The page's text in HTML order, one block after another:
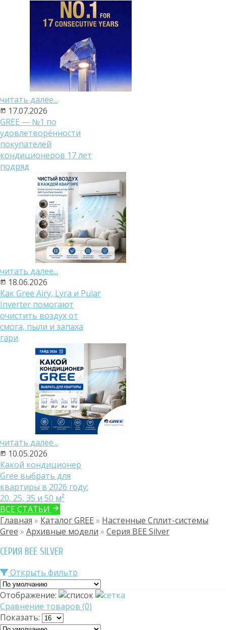
читать далее...
17.07.2026
GREE — №1 по
удовлетворённости
покупателей
кондиционеров 17 лет
подряд
читать далее...
18.06.2026
Как Gree Airy, Lyra и Pular
Inverter помогают
очистить воздух от
смога, пыли и запаха
гари
читать далее...
10.05.2026
Какой кондиционер
Gree выбрать для
квартиры в 2026 году:
20, 25, 35 и 50 м²
ВСЕ СТАТЬИ
Главная » Каталог GREE » Настенные Сплит-системы
Gree » Архивные модели » Серия BEE Silver
СЕРИЯ BEE SILVER
Открыть фильтр
Отображение:
Сравнение товаров (0)
Показать: